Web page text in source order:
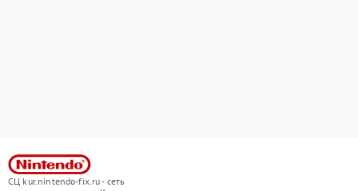
СЦ kur.nintendo-fix.ru - сеть